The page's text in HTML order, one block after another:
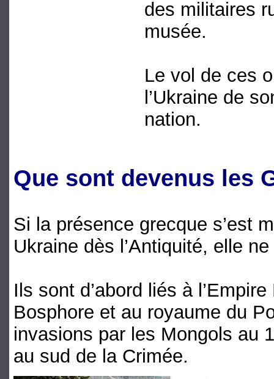
des militaires
musée.
Le vol de ces
l’Ukraine de
nation.
Que sont devenus les
Si la présence grecque s’est
Ukraine dès l’Antiquité, elle
Ils sont d’abord liés à
Bosphore et au royaume du
invasions par les Mongols au
au sud de la Crimée.